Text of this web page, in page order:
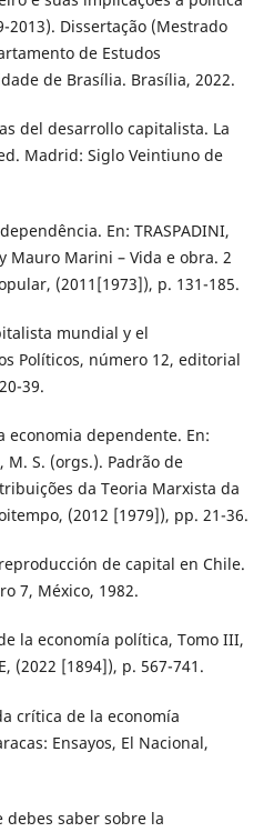
Dissertação (Mestrado
de Estudos
de Brasília. Brasília, 2022.
del desarrollo capitalista. La
Madrid: Siglo Veintiuno de
En: TRASPADINI,
Mauro Marini – Vida e obra. 2
(2011[1973]), p. 131-185.
mundial y el
Políticos, número 12, editorial
39.
economia dependente. En:
M. S. (orgs.). Padrão de
da Teoria Marxista da
(2012 [1979]), pp. 21-36.
reproducción de capital en Chile.
7, México, 1982.
la economía política, Tomo III,
(2022 [1894]), p. 567-741.
crítica de la economía
Ensayos, El Nacional,
debes saber sobre la